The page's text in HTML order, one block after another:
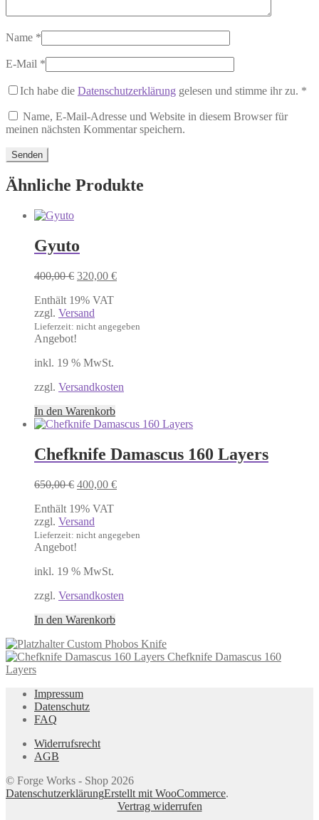
Name *
E-Mail *
Ich habe die Datenschutzerklärung gelesen und stimme ihr zu. *
Name, E-Mail-Adresse und Website in diesem Browser für
meinen nächsten Kommentar speichern.
Ähnliche Produkte
Gyuto
400,00€ Ursprünglicher
war:
400,00 €
320,00 €Aktueller
Enthält 19% VAT
zzgl. Versand
Lieferzeit: nicht angegeben
Angebot!
inkl. 19 % MwSt.
zzgl. Versandkosten
In den Warenkorb
Chefknife Damascus 160 Layers
650,00€ Ursprünglicher
war:
650,00 €
400,00 €Aktueller
Enthält 19% VAT
zzgl. Versand
Lieferzeit: nicht angegeben
Angebot!
inkl. 19 % MwSt.
zzgl. Versandkosten
In den Warenkorb
Custom Phobos Knife
Chefknife Damascus 160
Layers
Impressum
Datenschutz
FAQ
Widerrufsrecht
AGB
© Forge Works - Shop 2026
DatenschutzerklärungErstellt mit WooCommerce.
Vertrag widerrufen